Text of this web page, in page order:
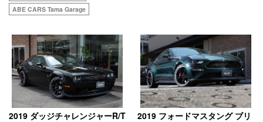
ABE CARS Tama Garage
2019 ダッジチャレンジャーR/T
2019 フォードマスタング ブリ